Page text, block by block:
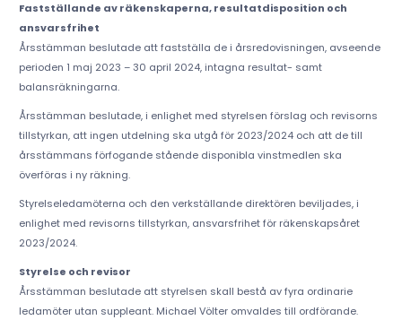
Fastställande av räkenskaperna, resultatdisposition och
ansvarsfrihet
Årsstämman beslutade att fastställa de i årsredovisningen, avseende
perioden 1 maj 2023 – 30 april 2024, intagna resultat- samt
balansräkningarna.
Årsstämman beslutade, i enlighet med styrelsen förslag och revisorns
tillstyrkan, att ingen utdelning ska utgå för 2023/2024 och att de till
årsstämmans förfogande stående disponibla vinstmedlen ska
överföras i ny räkning.
Styrelseledamöterna och den verkställande direktören beviljades, i
enlighet med revisorns tillstyrkan, ansvarsfrihet för räkenskapsåret
2023/2024.
Styrelse och revisor
Årsstämman beslutade att styrelsen skall bestå av fyra ordinarie
ledamöter utan suppleant. Michael Völter omvaldes till ordförande.